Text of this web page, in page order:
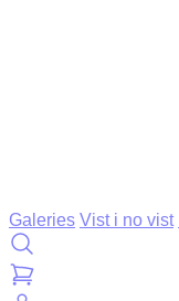
Galeries Vist i no vist